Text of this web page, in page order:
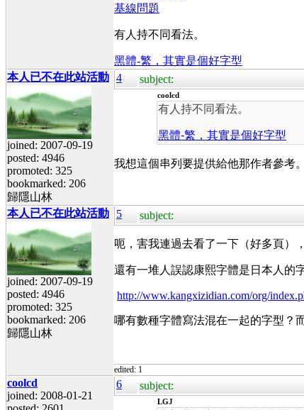
基線問題
有人持不同看法。
黑體-繁，其實是個好字型
本人已不在此站活動
joined: 2007-09-19
posted: 4946
promoted: 325
bookmarked: 206
歸隱山林
4 subject:
coolcd
有人持不同看法。
黑體-繁，其實是個好字型
我想這個串列要提供給他那作者參考
本人已不在此站活動
joined: 2007-09-19
posted: 4946
promoted: 325
bookmarked: 206
歸隱山林
5 subject:
呃，害我連過去看了一下（好多頁）
還有一堆人誤認康熙字體是日本人的
http://www.kangxizidian.com/org/
哪有數種字體寫法混在一起的字型？
edited: 1
coolcd
joined: 2008-01-21
6 subject:
LGJ